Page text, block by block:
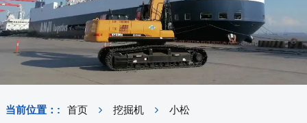
当前位置：: 首页 挖掘机 小松